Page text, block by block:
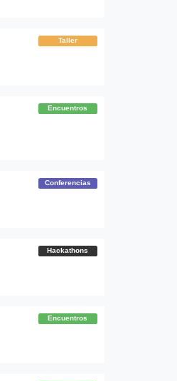
Taller
Encuentros
Conferencias
Hackathons
Encuentros